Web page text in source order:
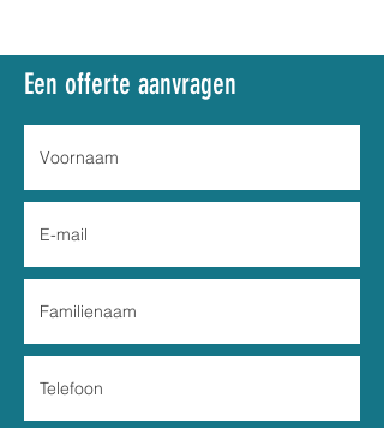
Een offerte aanvragen